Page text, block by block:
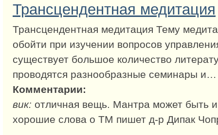
Трансцендентная медитация
Трансцендентная медитация Тему
обойти при изучении вопросов
существует большое количество
проводятся разнообразные семинары и…
Комментарии:
вик: отличная вещь. Мантра может быть
хорошие слова о ТМ пишет д-р Дипак